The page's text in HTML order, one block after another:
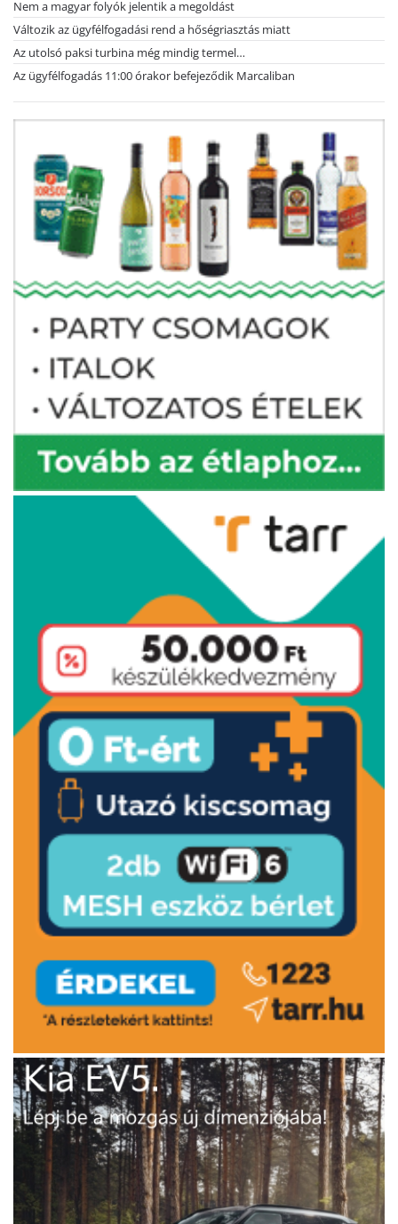
Nem a magyar folyók jelentik a megoldást
Változik az ügyfélfogadási rend a hőségriasztás miatt
Az utolsó paksi turbina még mindig termel…
Az ügyfélfogadás 11:00 órakor befejeződik Marcaliban